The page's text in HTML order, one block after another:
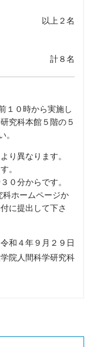
以上２名
計８名
１０時から実施し
究科本館５階の５
り異なります。
。
０分からです。
ホームページか
に提出して下さ
令和４年９月２９日
院人間科学研究科